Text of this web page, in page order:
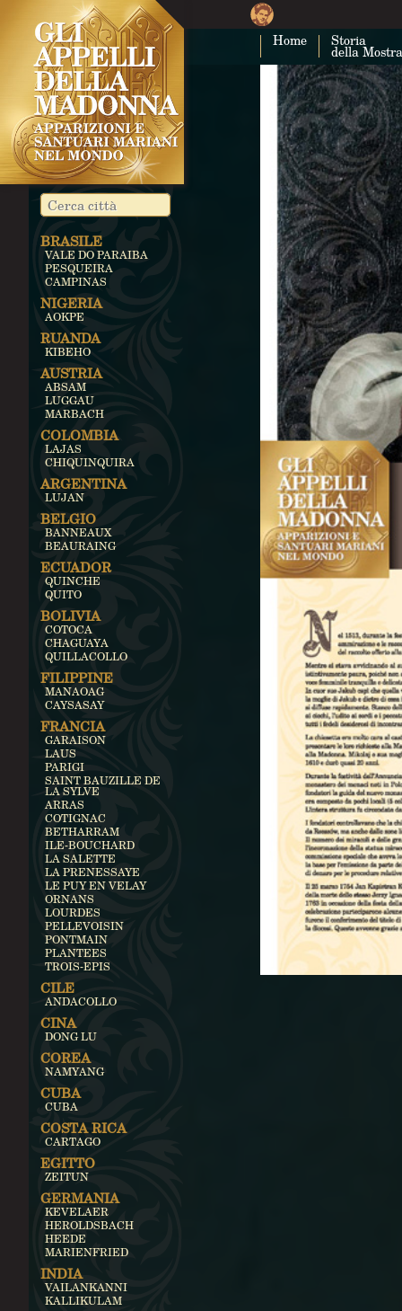
Home Storia
della Mostra
BRASILE
VALE DO PARAIBA
PESQUEIRA
CAMPINAS
NIGERIA
AOKPE
RUANDA
KIBEHO
AUSTRIA
ABSAM
LUGGAU
MARBACH
COLOMBIA
LAJAS
CHIQUINQUIRA
ARGENTINA
LUJAN
BELGIO
BANNEAUX
BEAURAING
ECUADOR
QUINCHE
QUITO
BOLIVIA
COTOCA
CHAGUAYA
QUILLACOLLO
FILIPPINE
MANAOAG
CAYSASAY
FRANCIA
GARAISON
LAUS
PARIGI
SAINT BAUZILLE DE
LA SYLVE
ARRAS
COTIGNAC
BETHARRAM
ILE-BOUCHARD
LA SALETTE
LA PRENESSAYE
LE PUY EN VELAY
ORNANS
LOURDES
PELLEVOISIN
PONTMAIN
PLANTEES
TROIS-EPIS
CILE
ANDACOLLO
CINA
DONG LU
COREA
NAMYANG
CUBA
CUBA
COSTA RICA
CARTAGO
EGITTO
ZEITUN
GERMANIA
KEVELAER
HEROLDSBACH
HEEDE
MARIENFRIED
INDIA
VAILANKANNI
KALLIKULAM